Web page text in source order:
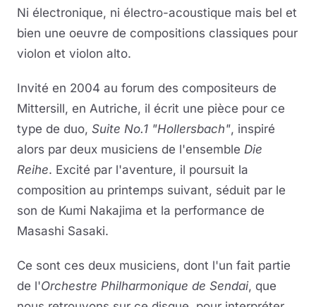
Ni électronique, ni électro-acoustique mais bel et
bien une oeuvre de compositions classiques pour
violon et violon alto.
Invité en 2004 au forum des compositeurs de
Mittersill, en Autriche, il écrit une pièce pour ce
type de duo, Suite No.1 "Hollersbach", inspiré
alors par deux musiciens de l'ensemble Die
Reihe. Excité par l'aventure, il poursuit la
composition au printemps suivant, séduit par le
son de Kumi Nakajima et la performance de
Masashi Sasaki.
Ce sont ces deux musiciens, dont l'un fait partie
de l'Orchestre Philharmonique de Sendai, que